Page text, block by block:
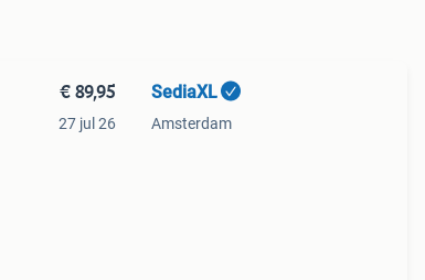
€ 89,95
27 jul 26
SediaXL
Amsterdam